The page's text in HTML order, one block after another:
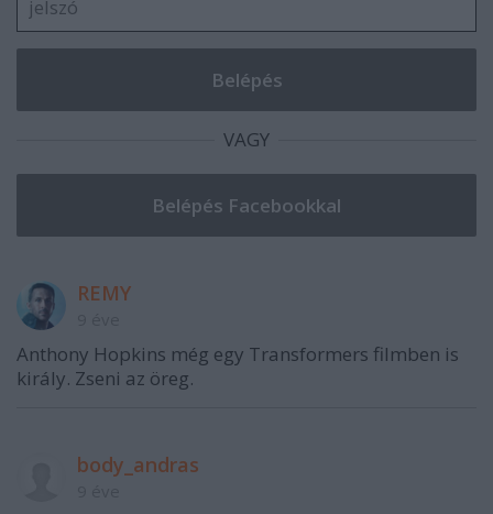
VAGY
REMY
Anthony Hopkins még egy Transformers filmben is
király. Zseni az öreg.
body_andras